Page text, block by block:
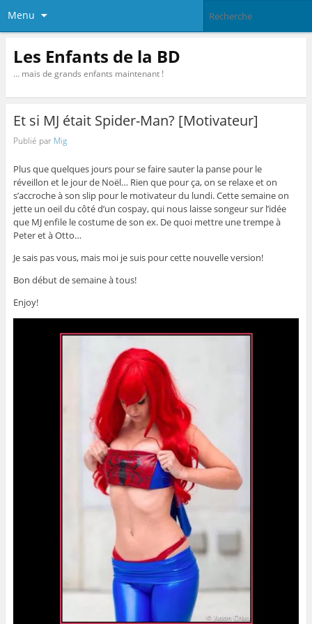
Menu
Les Enfants de la BD
… mais de grands enfants maintenant !
Et si MJ était Spider-Man? [Motivateur]
Publié par Mig
Plus que quelques jours pour se faire sauter la panse pour le
réveillon et le jour de Noël… Rien que pour ça, on se relaxe et on
s’accroche à son slip pour le motivateur du lundi. Cette semaine on
jette un oeil du côté d’un cospay, qui nous laisse songeur sur l’idée
que MJ enfile le costume de son ex. De quoi mettre une trempe à
Peter et à Otto…
Je sais pas vous, mais moi je suis pour cette nouvelle version!
Bon début de semaine à tous!
Enjoy!